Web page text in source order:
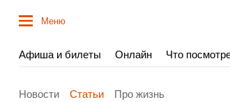
Меню
Афиша и билеты Онлайн Что
Новости Статьи Про жизнь